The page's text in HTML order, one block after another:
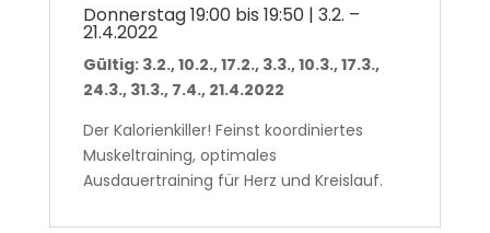
Donnerstag 19:00 bis 19:50 | 3.2. –
21.4.2022
Gültig: 3.2., 10.2., 17.2., 3.3., 10.3., 17.3.,
24.3., 31.3., 7.4., 21.4.2022
Der Kalorienkiller! Feinst koordiniertes
Muskeltraining, optimales
Ausdauertraining für Herz und Kreislauf.